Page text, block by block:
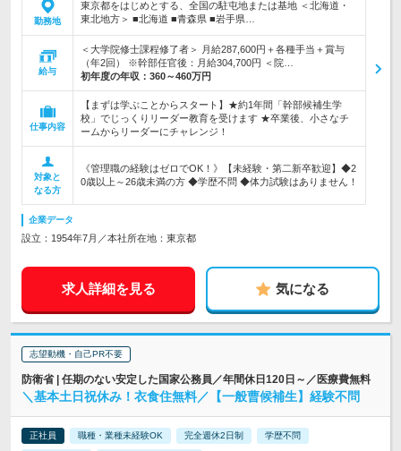
勤務地
東京都をはじめとする、全国の駐屯地または基地 ＜北海道・
東北地方＞ ■北海道 ■青森県 ■岩手県…
給与
＜大学院修士課程修了者＞ 月給287,600円＋各種手当＋賞与
（年2回） ※幹部任官後：月給304,700円 ＜院…
初年度の年収： 360～460万円
仕事内容
【まずは学ぶことからスタート】★約1年間「幹部候補生学
校」でじっくりリーダー教育を受けます ★卒業後、小さなチ
ームからリーダーにチャレンジ！
対象と
なる方
《管理職の経験はゼロでOK！》【未経験・第二新卒歓迎】◆2
0歳以上～26歳未満の方 ◆学歴不問 ◆体力試験はありません！
企業データ
設立：1954年7月／本社所在地：東京都
求人詳細を見る 気になる
志望動機・自己PR不要
防衛省 | 任期のない安定した国家公務員／年間休日120日～／医療費無料
＼基本土日祝休み！衣食住無料／【一般曹候補生】経験不問
正社員 職種・業種未経験OK 完全週休2日制 学歴不問